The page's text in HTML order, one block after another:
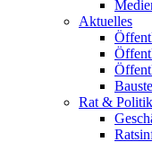
Aktuelles
Rat & Politik